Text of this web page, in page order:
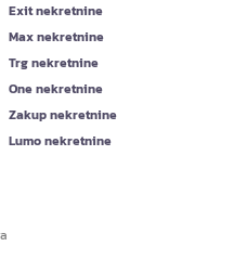
Exit nekretnine
Max nekretnine
Trg nekretnine
One nekretnine
Zakup nekretnine
Lumo nekretnine